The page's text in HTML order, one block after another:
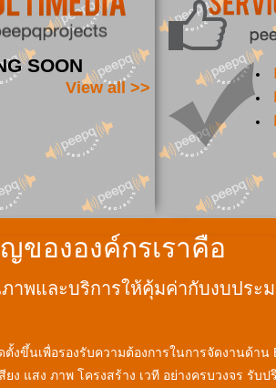
SOON
View all >>
ขององค์กรเราคือ
าพและบริการให้คุ้มค่ากับงบประ
ตั้งขึ้นเพื่อรองรับความต้องการในการจัดงานด้า
ยง แสง ภาพ โครงสร้าง เวที อย่างครบวงจร รับ